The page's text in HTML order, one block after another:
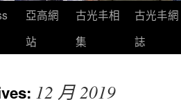
亞高網
站
古光丰相
集
古光丰網
誌
12 月 2019